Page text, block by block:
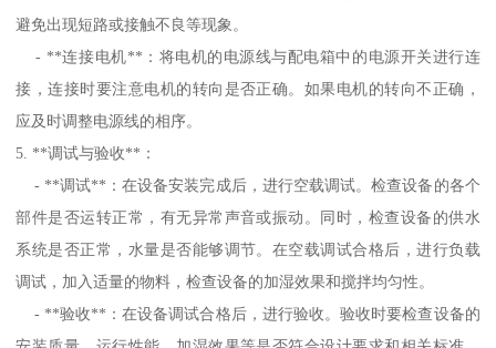
避免出现短路或接触不良等现象。
- **连接电机**：将电机的电源线与配电箱中的电源开关进行连
接，连接时要注意电机的转向是否正确。如果电机的转向不正确，
应及时调整电源线的相序。
5. **调试与验收**：
- **调试**：在设备安装完成后，进行空载调试。检查设备的各个
部件是否运转正常，有无异常声音或振动。同时，检查设备的供水
系统是否正常，水量是否能够调节。在空载调试合格后，进行负载
调试，加入适量的物料，检查设备的加湿效果和搅拌均匀性。
- **验收**：在设备调试合格后，进行验收。验收时要检查设备的